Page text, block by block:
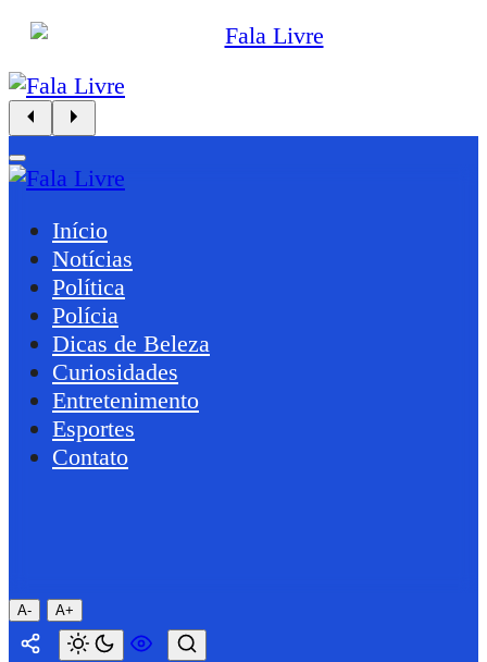
Início
Notícias
Política
Polícia
Dicas de Beleza
Curiosidades
Entretenimento
Esportes
Contato
A- A+